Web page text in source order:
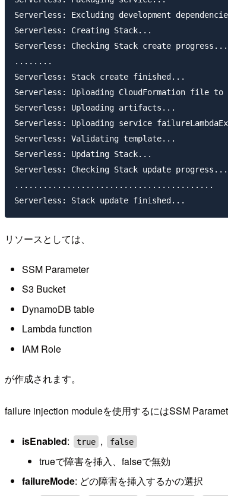
Serverless: Excluding development
Serverless: Creating Stack...
Serverless: Checking Stack create progress...
........
Serverless: Stack create finished...
Serverless: Uploading CloudFormation file to
Serverless: Uploading artifacts...
Serverless: Uploading service
Serverless: Validating template...
Serverless: Updating Stack...
Serverless: Checking Stack update progress...
..........................................
リソースとしては、
SSM Parameter
S3 Bucket
DynamoDB table
Lambda function
IAM Role
が作成されます。
failure injection moduleを使用するにはSSM
isEnabled: true , false
trueで障害を挿入、falseで無効
failureMode: どの障害を挿入するかの選択